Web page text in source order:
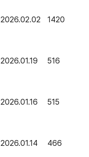
2026.02.02 1420
2026.01.19 516
2026.01.16 515
2026.01.14 466